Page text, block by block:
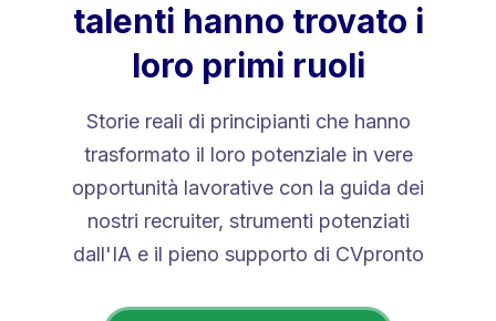
talenti hanno trovato i
loro primi ruoli
Storie reali di principianti che hanno
trasformato il loro potenziale in vere
opportunità lavorative con la guida dei
nostri recruiter, strumenti potenziati
dall'IA e il pieno supporto di CVpronto